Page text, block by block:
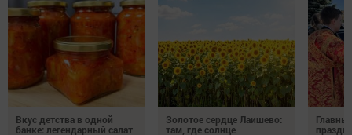
Вкус детства в одной
банке: легендарный салат
Золотое сердце Лаишево:
там, где солнце